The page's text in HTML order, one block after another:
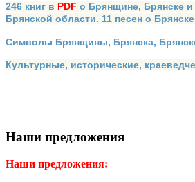
246 книг в PDF о Брянщине, Брянске и
Брянской области. 11 песен о
Символы Брянщины, Брянска,
Культурные, исторические,
Наши предложения
Наши предложения: